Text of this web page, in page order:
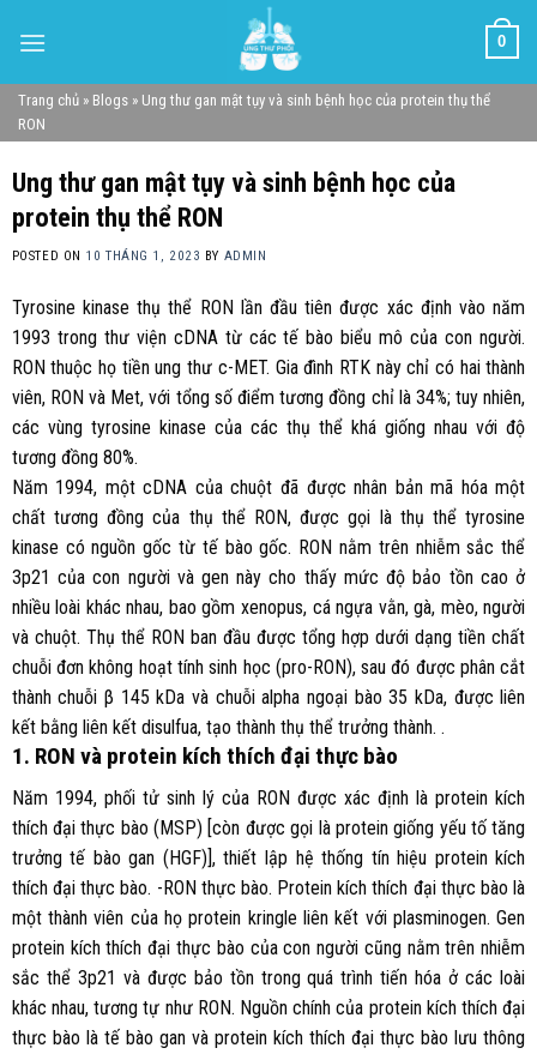
0
Trang chủ » Blogs » Ung thư gan mật tụy và sinh bệnh học của protein thụ thể
RON
Ung thư gan mật tụy và sinh bệnh học của
protein thụ thể RON
POSTED ON 10 THÁNG 1, 2023 BY ADMIN
Tyrosine kinase thụ thể RON lần đầu tiên được xác định vào năm
1993 trong thư viện cDNA từ các tế bào biểu mô của con người.
RON thuộc họ tiền ung thư c-MET. Gia đình RTK này chỉ có hai thành
viên, RON và Met, với tổng số điểm tương đồng chỉ là 34%; tuy nhiên,
các vùng tyrosine kinase của các thụ thể khá giống nhau với độ
tương đồng 80%.
Năm 1994, một cDNA của chuột đã được nhân bản mã hóa một
chất tương đồng của thụ thể RON, được gọi là thụ thể tyrosine
kinase có nguồn gốc từ tế bào gốc. RON nằm trên nhiễm sắc thể
3p21 của con người và gen này cho thấy mức độ bảo tồn cao ở
nhiều loài khác nhau, bao gồm xenopus, cá ngựa vằn, gà, mèo, người
và chuột. Thụ thể RON ban đầu được tổng hợp dưới dạng tiền chất
chuỗi đơn không hoạt tính sinh học (pro-RON), sau đó được phân cắt
thành chuỗi β 145 kDa và chuỗi alpha ngoại bào 35 kDa, được liên
kết bằng liên kết disulfua, tạo thành thụ thể trưởng thành. .
1. RON và protein kích thích đại thực bào
Năm 1994, phối tử sinh lý của RON được xác định là protein kích
thích đại thực bào (MSP) [còn được gọi là protein giống yếu tố tăng
trưởng tế bào gan (HGF)], thiết lập hệ thống tín hiệu protein kích
thích đại thực bào. -RON thực bào. Protein kích thích đại thực bào là
một thành viên của họ protein kringle liên kết với plasminogen. Gen
protein kích thích đại thực bào của con người cũng nằm trên nhiễm
sắc thể 3p21 và được bảo tồn trong quá trình tiến hóa ở các loài
khác nhau, tương tự như RON. Nguồn chính của protein kích thích đại
thực bào là tế bào gan và protein kích thích đại thực bào lưu thông